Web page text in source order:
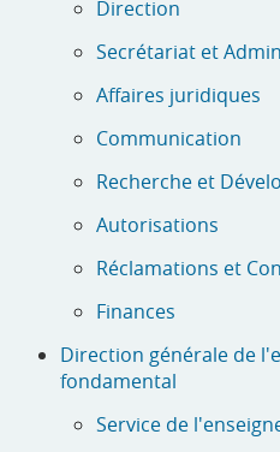
Direction
Secrétariat et
Affaires juridiques
Communication
Recherche et
Autorisations
Réclamations et
Finances
Direction générale de
fondamental
Service de